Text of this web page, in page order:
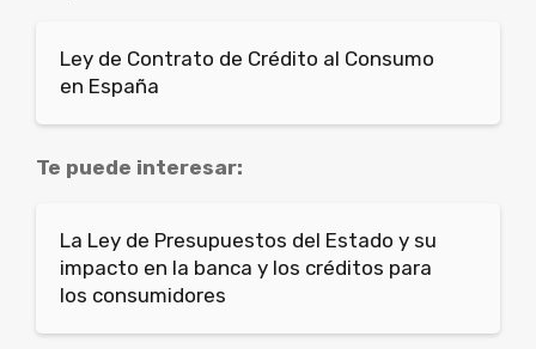
Ley de Contrato de Crédito al Consumo
en España
Te puede interesar:
La Ley de Presupuestos del Estado y su
impacto en la banca y los créditos para
los consumidores